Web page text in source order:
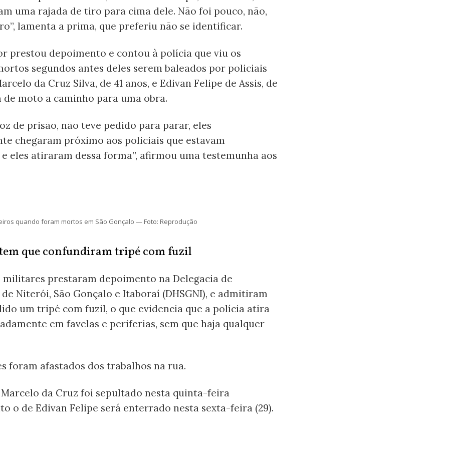
uma rajada de tiro para cima dele. Não foi pouco, não,
lamenta a prima, que preferiu não se identificar.
prestou depoimento e contou à polícia que viu os
segundos antes deles serem baleados por policiais
da Cruz Silva, de 41 anos, e Edivan Felipe de Assis, de
de moto a caminho para uma obra.
de prisão, não teve pedido para parar, eles
chegaram próximo aos policiais que estavam
eles atiraram dessa forma”, afirmou uma testemunha aos
quando foram mortos em São Gonçalo — Foto: Reprodução
que confundiram tripé com fuzil
militares prestaram depoimento na Delegacia de
Niterói, São Gonçalo e Itaboraí (DHSGNI), e admitiram
um tripé com fuzil, o que evidencia que a polícia atira
em favelas e periferias, sem que haja qualquer
foram afastados dos trabalhos na rua.
da Cruz foi sepultado nesta quinta-feira
o de Edivan Felipe será enterrado nesta sexta-feira (29).